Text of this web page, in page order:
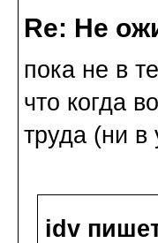
Re: Не
пока не в
что когда
труда (ни
idv